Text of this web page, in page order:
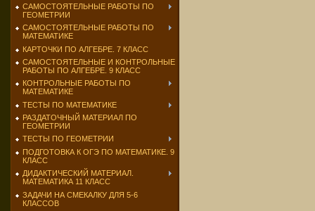
САМОСТОЯТЕЛЬНЫЕ РАБОТЫ ПО
ГЕОМЕТРИИ
САМОСТОЯТЕЛЬНЫЕ РАБОТЫ ПО
МАТЕМАТИКЕ
КАРТОЧКИ ПО АЛГЕБРЕ. 7 КЛАСС
САМОСТОЯТЕЛЬНЫЕ И КОНТРОЛЬНЫЕ
РАБОТЫ ПО АЛГЕБРЕ. 9 КЛАСС
КОНТРОЛЬНЫЕ РАБОТЫ ПО
МАТЕМАТИКЕ
ТЕСТЫ ПО МАТЕМАТИКЕ
РАЗДАТОЧНЫЙ МАТЕРИАЛ ПО
ГЕОМЕТРИИ
ТЕСТЫ ПО ГЕОМЕТРИИ
ПОДГОТОВКА К ОГЭ ПО МАТЕМАТИКЕ. 9
КЛАСС
ДИДАКТИЧЕСКИЙ МАТЕРИАЛ.
МАТЕМАТИКА 11 КЛАСС
ЗАДАЧИ НА СМЕКАЛКУ ДЛЯ 5-6
КЛАССОВ